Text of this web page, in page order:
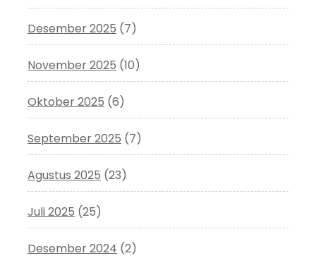
Desember 2025 (7)
November 2025 (10)
Oktober 2025 (6)
September 2025 (7)
Agustus 2025 (23)
Juli 2025 (25)
Desember 2024 (2)